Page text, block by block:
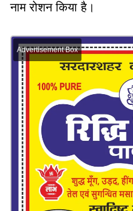
नाम रोशन किया है।
Advertisement Box